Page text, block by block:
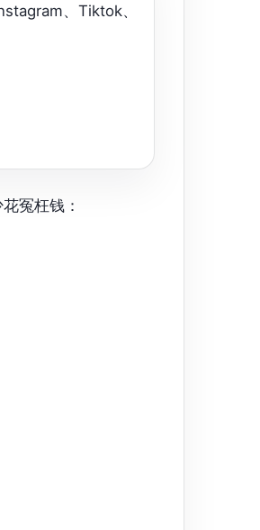
、Tiktok、
冤枉钱：